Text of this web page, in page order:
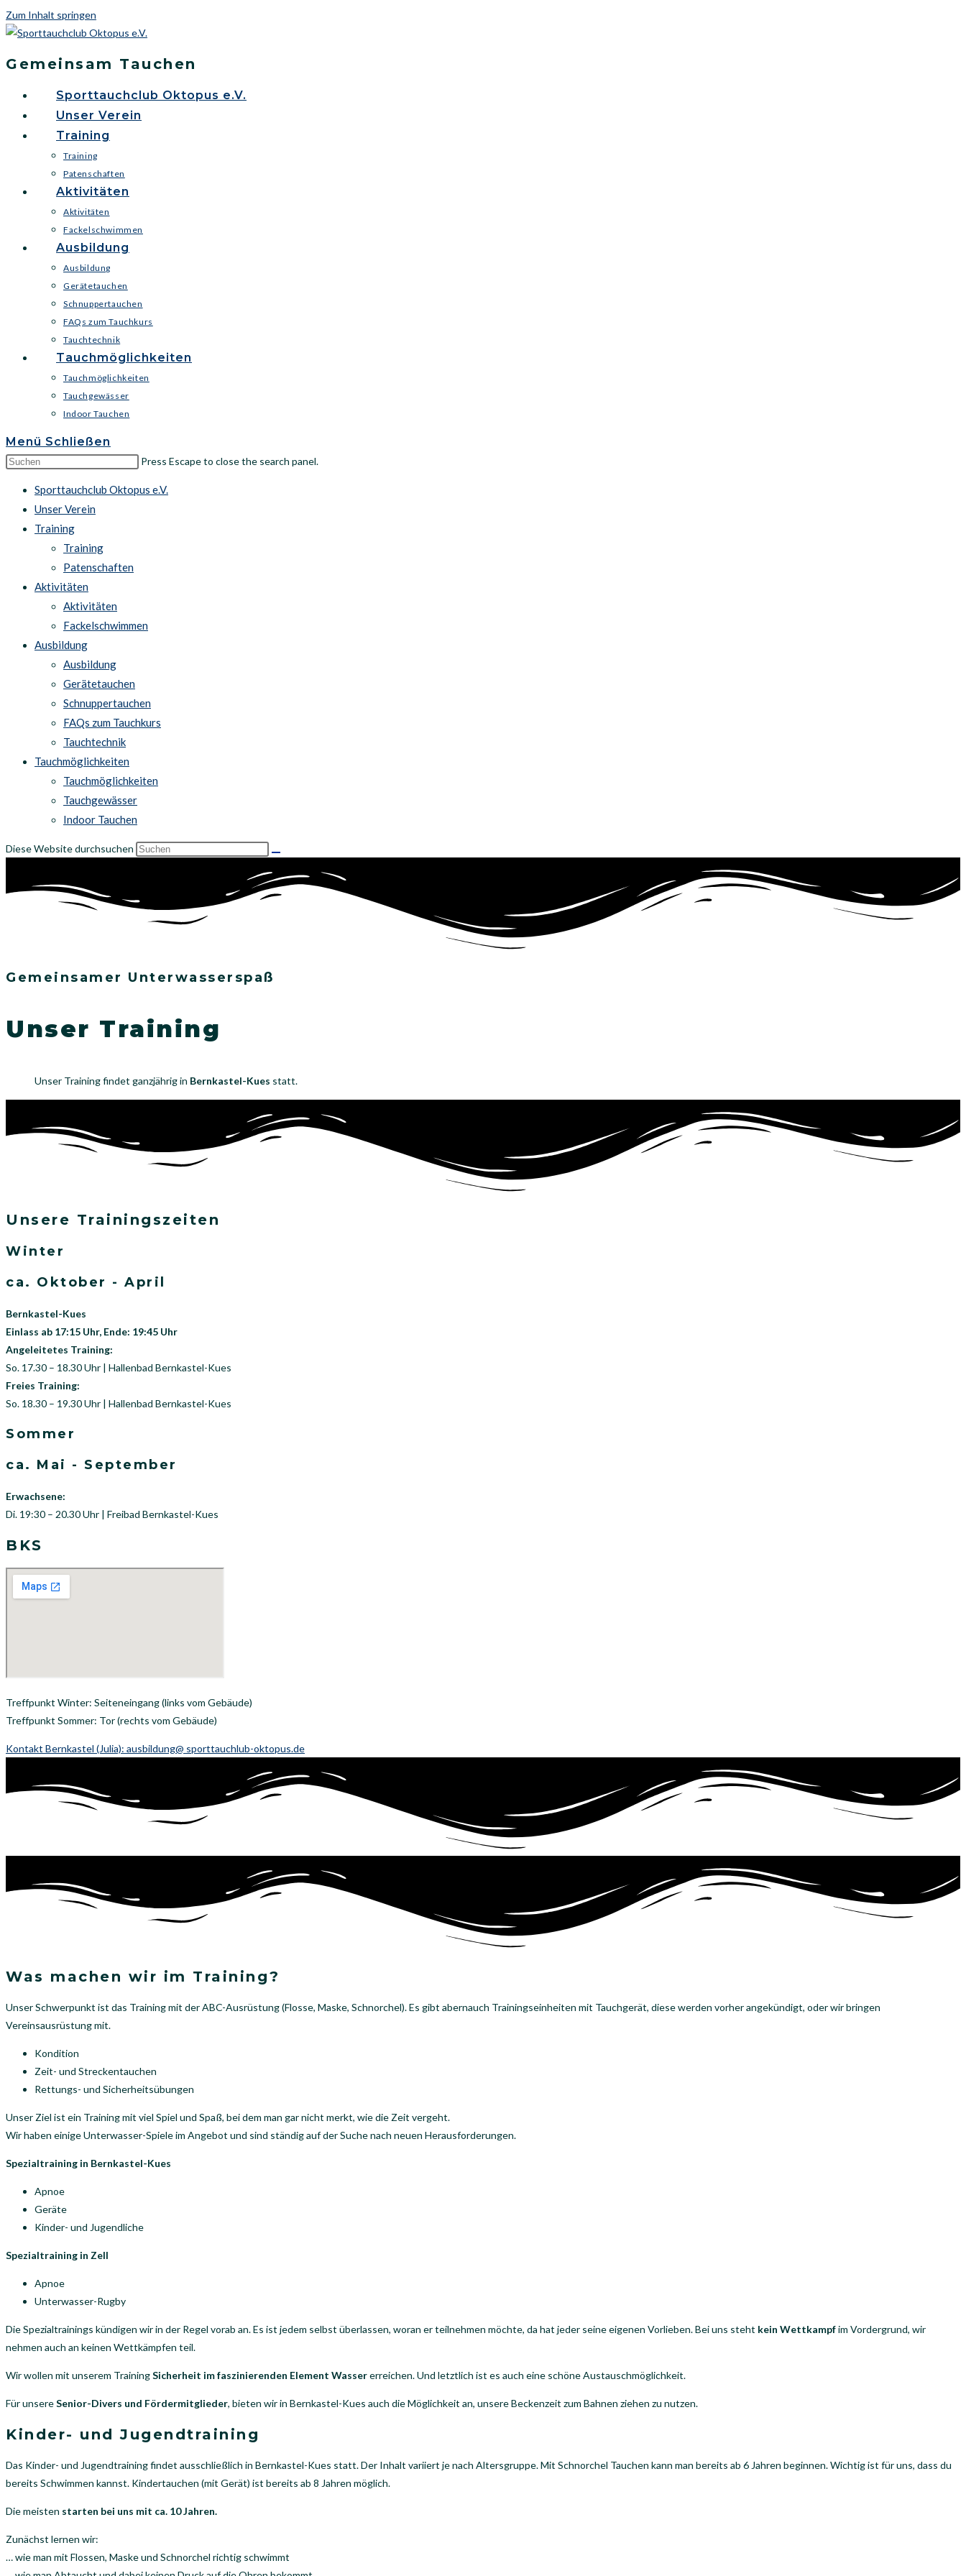
Zum Inhalt springen
Gemeinsam Tauchen
Sporttauchclub Oktopus e.V.
Unser Verein
Training
Training
Patenschaften
Aktivitäten
Aktivitäten
Fackelschwimmen
Ausbildung
Ausbildung
Gerätetauchen
Schnuppertauchen
FAQs zum Tauchkurs
Tauchtechnik
Tauchmöglichkeiten
Tauchmöglichkeiten
Tauchgewässer
Indoor Tauchen
Menü Schließen
Press Escape to close the search panel.
Sporttauchclub Oktopus e.V.
Unser Verein
Training
Training
Patenschaften
Aktivitäten
Aktivitäten
Fackelschwimmen
Ausbildung
Ausbildung
Gerätetauchen
Schnuppertauchen
FAQs zum Tauchkurs
Tauchtechnik
Tauchmöglichkeiten
Tauchmöglichkeiten
Tauchgewässer
Indoor Tauchen
Diese Website durchsuchen
Gemeinsamer Unterwasserspaß
Unser Training
Unser Training findet ganzjährig in Bernkastel-Kues statt.
Unsere Trainingszeiten
Winter
ca. Oktober - April
Bernkastel-Kues
Einlass ab 17:15 Uhr, Ende: 19:45 Uhr
Angeleitetes Training:
So. 17.30 – 18.30 Uhr | Hallenbad Bernkastel-Kues
Freies Training:
So. 18.30 – 19.30 Uhr | Hallenbad Bernkastel-Kues
Sommer
ca. Mai - September
Erwachsene:
Di. 19:30 – 20.30 Uhr | Freibad Bernkastel-Kues
BKS
Treffpunkt Winter: Seiteneingang (links vom Gebäude)
Treffpunkt Sommer: Tor (rechts vom Gebäude)
Kontakt Bernkastel (Julia): ausbildung@ sporttauchlub-oktopus.de
Was machen wir im Training?
Unser Schwerpunkt ist das Training mit der ABC-Ausrüstung (Flosse, Maske, Schnorchel). Es gibt abernauch Trainingseinheiten mit Tauchgerät, diese werden vorher angekündigt, oder wir bringen
Vereinsausrüstung mit.
Kondition
Zeit- und Streckentauchen
Rettungs- und Sicherheitsübungen
Unser Ziel ist ein Training mit viel Spiel und Spaß, bei dem man gar nicht merkt, wie die Zeit vergeht.
Wir haben einige Unterwasser-Spiele im Angebot und sind ständig auf der Suche nach neuen Herausforderungen.
Spezialtraining in Bernkastel-Kues
Apnoe
Geräte
Kinder- und Jugendliche
Spezialtraining in Zell
Apnoe
Unterwasser-Rugby
Die Spezialtrainings kündigen wir in der Regel vorab an. Es ist jedem selbst überlassen, woran er teilnehmen möchte, da hat jeder seine eigenen Vorlieben. Bei uns steht kein Wettkampfim Vordergrund, wir
nehmen auch an keinen Wettkämpfen teil.
Wir wollen mit unserem TrainingSicherheit im faszinierenden Element Wassererreichen. Und letztlich ist es auch eine schöne Austauschmöglichkeit.
Für unsereSenior-Divers und Fördermitglieder, bieten wir in Bernkastel-Kues auch die Möglichkeit an, unsere Beckenzeit zum Bahnen ziehen zu nutzen.
Kinder- und Jugendtraining
Das Kinder- und Jugendtraining findet ausschließlich in Bernkastel-Kues statt. Der Inhalt variiert je nach Altersgruppe. Mit Schnorchel Tauchen kann man bereits ab 6 Jahren beginnen. Wichtig ist für uns, dass du
bereits Schwimmen kannst. Kindertauchen (mit Gerät) ist bereits ab 8 Jahren möglich.
Die meisten starten bei uns mit ca. 10 Jahren.
Zunächst lernen wir:
… wie man mit Flossen, Maske und Schnorchel richtig schwimmt